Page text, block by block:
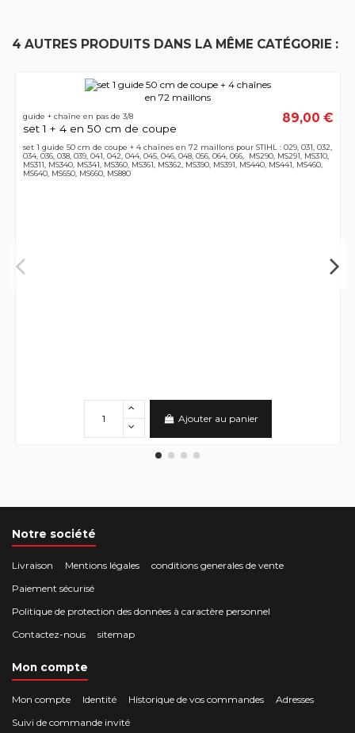
4 AUTRES PRODUITS DANS LA MÊME CATÉGORIE :
guide + chaîne en pas de 3/8
set 1 + 4 en 50 cm de coupe
89,00 €
set 1 guide 50 cm de coupe + 4 chaînes en 72 maillons pour STIHL : 029, 031, 032,
034, 036, 038, 039, 041, 042, 044, 045, 046, 048, 056, 064, 066, MS290, MS291, MS310,
MS311, MS340, MS341, MS360, MS361, MS362, MS390, MS391, MS440, MS441, MS460,
MS640, MS650, MS660, MS880
Ajouter au panier
Notre société
Livraison Mentions légales
conditions generales de vente
Paiement sécurisé
Politique de protection des données à caractère personnel
Contactez-nous
sitemap
Mon compte
Mon compte Identité Historique de vos commandes
Adresses
Suivi de commande invité